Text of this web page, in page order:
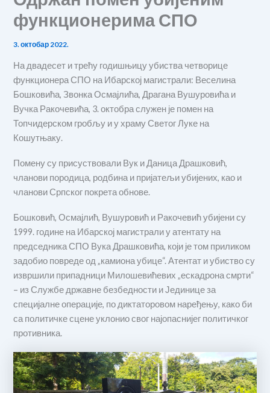
функционерима СПО
3. октобар 2022.
На двадесет и трећу годишњицу убиства четворице
функционера СПО на Ибарској магистрали: Веселина
Бошковића, Звонка Осмајлића, Драгана Вушуровића и
Вучка Ракочевића, 3. октобра служен је помен на
Топчидерском гробљу и у храму Светог Луке на
Кошутњаку.
Помену су присуствовали Вук и Даница Драшковић,
чланови породица, родбина и пријатељи убијених, као и
чланови Српског покрета обнове.
Бошковић, Осмајлић, Вушуровић и Ракочевић убијени су
1999. године на Ибарској магистрали у атентату на
председника СПО Вука Драшковића, који је том приликом
задобио повреде од „камиона убице“. Атентат и убиство су
извршили припадници Милошевићевих „ескадрона смрти“
– из Службе државне безбедности и Јединице за
специјалне операције, по диктаторовом наређењу, како би
са политичке сцене уклонио свог најопаснијег политичког
противника.